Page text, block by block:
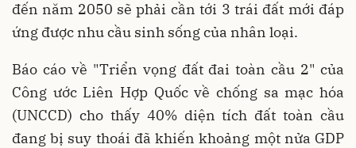
đến năm 2050 sẽ phải cần tới 3 trái đất mới đáp
ứng được nhu cầu sinh sống của nhân loại.
Báo cáo về "Triển vọng đất đai toàn cầu 2" của
Công ước Liên Hợp Quốc về chống sa mạc hóa
(UNCCD) cho thấy 40% diện tích đất toàn cầu
đang bị suy thoái đã khiến khoảng một nửa GDP